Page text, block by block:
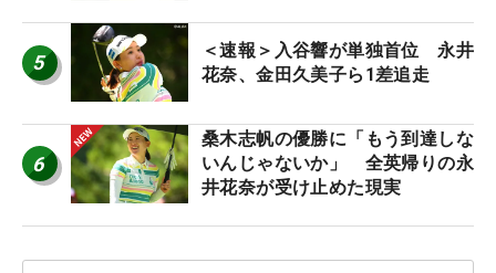
5
＜速報＞入谷響が単独首位 永井
花奈、金田久美子ら1差追走
6
桑木志帆の優勝に「もう到達しな
いんじゃないか」 全英帰りの永
井花奈が受け止めた現実